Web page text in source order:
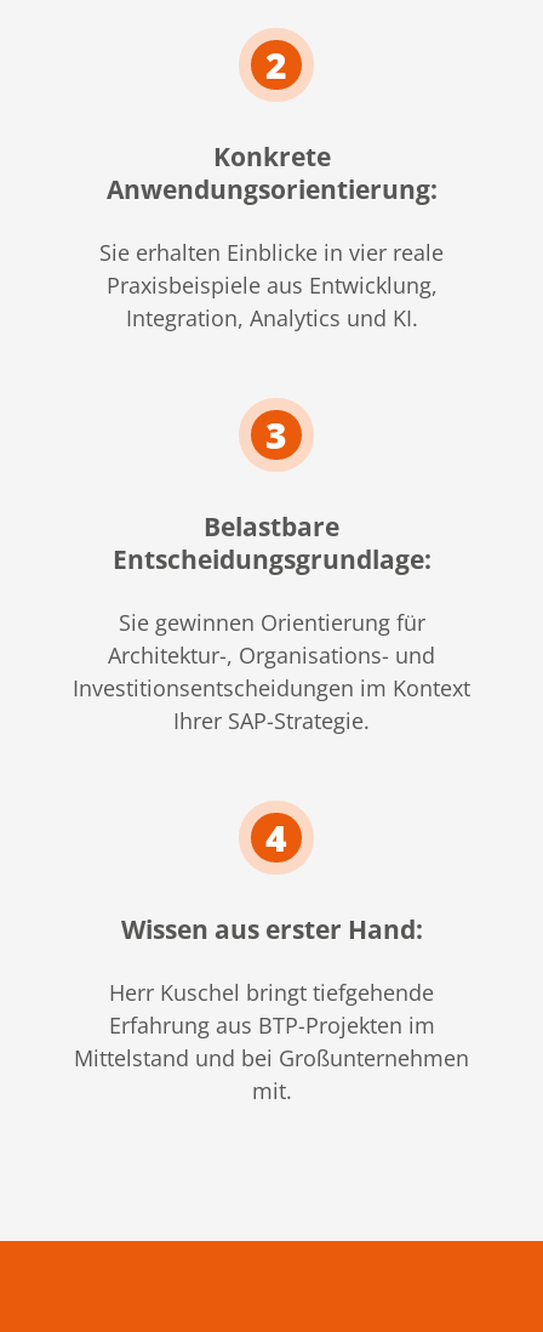
2
Konkrete
Anwendungsorientierung:
Sie erhalten Einblicke in vier reale
Praxisbeispiele aus Entwicklung,
Integration, Analytics und KI.
3
Belastbare
Entscheidungsgrundlage:
Sie gewinnen Orientierung für
Architektur-, Organisations- und
Investitionsentscheidungen im Kontext
Ihrer SAP-Strategie.
4
Wissen aus erster Hand:
Herr Kuschel bringt tiefgehende
Erfahrung aus BTP-Projekten im
Mittelstand und bei Großunternehmen
mit.